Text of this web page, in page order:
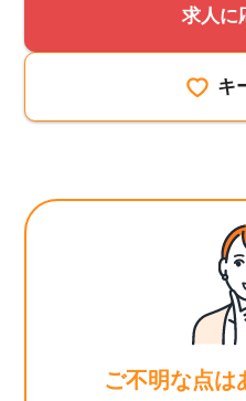
求人に
キ
ご不明な点は